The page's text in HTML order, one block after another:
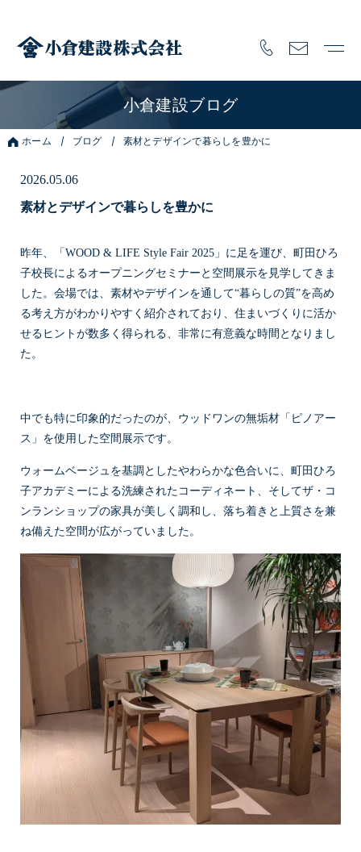
小倉建設ブログ
ホーム ブログ 素材とデザインで暮らしを豊かに
2026.05.06
素材とデザインで暮らしを豊かに
昨年、「WOOD & LIFE Style Fair 2025」に足を運び、町田ひろ
子校長によるオープニングセミナーと空間展示を見学してきま
した。会場では、素材やデザインを通して“暮らしの質”を高め
る考え方がわかりやすく紹介されており、住まいづくりに活か
せるヒントが数多く得られる、非常に有意義な時間となりまし
た。
中でも特に印象的だったのが、ウッドワンの無垢材「ピノアー
ス」を使用した空間展示です。
ウォームベージュを基調としたやわらかな色合いに、町田ひろ
子アカデミーによる洗練されたコーディネート、そしてザ・コ
ンランショップの家具が美しく調和し、落ち着きと上質さを兼
ね備えた空間が広がっていました。